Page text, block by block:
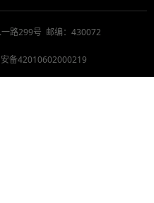
路299号 邮编：430072
备42010602000219